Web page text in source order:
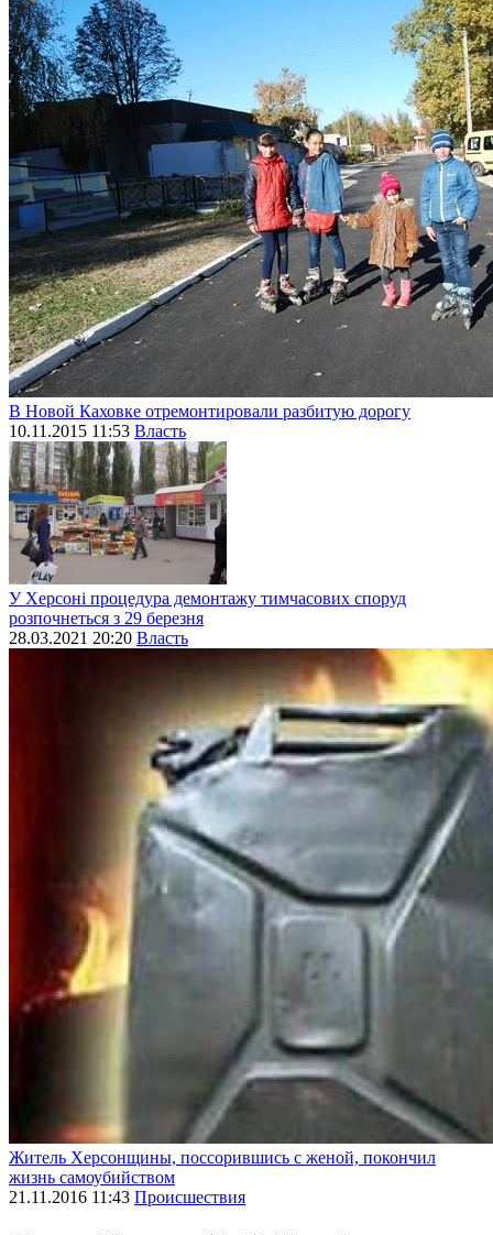
В Новой Каховке отремонтировали разбитую дорогу
10.11.2015 11:53 Власть
У Херсоні процедура демонтажу тимчасових споруд
розпочнеться з 29 березня
28.03.2021 20:20 Власть
Житель Херсонщины, поссорившись с женой, покончил
жизнь самоубийством
21.11.2016 11:43 Происшествия